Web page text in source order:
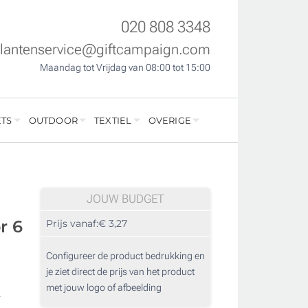
020 808 3348
Maandag tot Vrijdag van 08:00 tot 15:00
OUTDOOR TEXTIEL OVERIGE
6
JOUW BUDGET
Prijs vanaf:€ 3,27
Configureer de product bedrukking en
je ziet direct de prijs van het product
met jouw logo of afbeelding